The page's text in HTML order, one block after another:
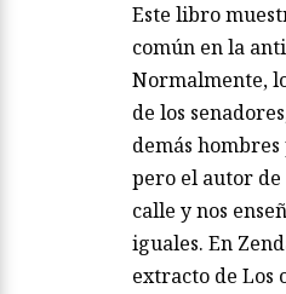
Este libro
común en la
Normalmente,
de los
demás
pero el autor de
calle y nos
iguales. En
extracto de Los